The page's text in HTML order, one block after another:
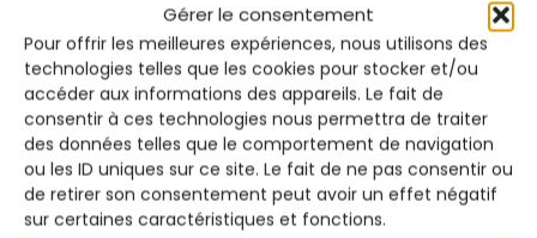
Gérer le consentement
Pour offrir les meilleures expériences, nous utilisons des
technologies telles que les cookies pour stocker et/ou
accéder aux informations des appareils. Le fait de
consentir à ces technologies nous permettra de traiter
des données telles que le comportement de navigation
ou les ID uniques sur ce site. Le fait de ne pas consentir ou
de retirer son consentement peut avoir un effet négatif
sur certaines caractéristiques et fonctions.
Que devrais-tu
rechercher chez un
thérapeute ?
4 cycles du quotidien méconnus